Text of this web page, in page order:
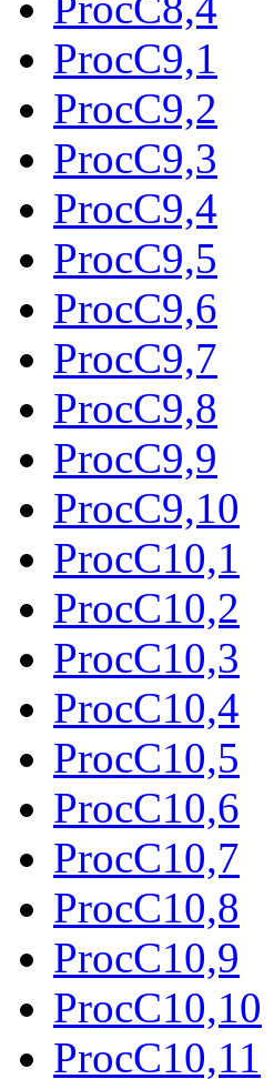
ProcC9,1
ProcC9,2
ProcC9,3
ProcC9,4
ProcC9,5
ProcC9,6
ProcC9,7
ProcC9,8
ProcC9,9
ProcC9,10
ProcC10,1
ProcC10,2
ProcC10,3
ProcC10,4
ProcC10,5
ProcC10,6
ProcC10,7
ProcC10,8
ProcC10,9
ProcC10,10
ProcC10,11